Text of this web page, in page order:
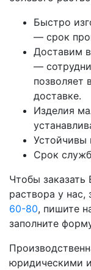
Быстро
— срок
Доставим
—
позволяет
доставке.
Изделия
Устойчивы
Срок
Чтобы заказать
раствора у нас,
60-80, пишите
заполните
юридическими